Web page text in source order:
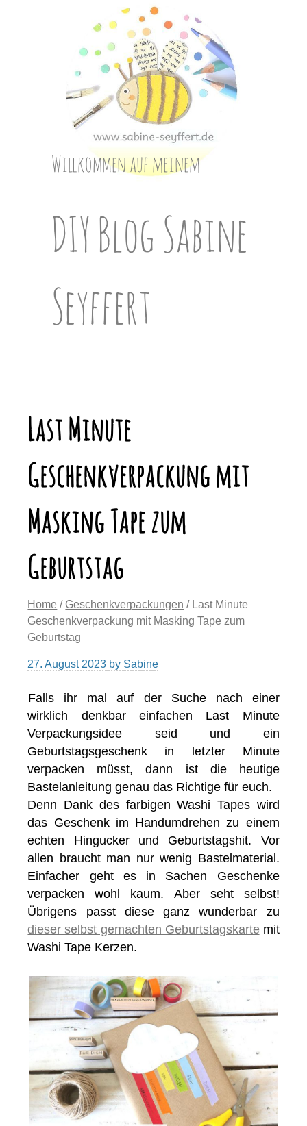
Willkommen auf meinem
DIY Blog Sabine
Seyffert
Last Minute
Geschenkverpackung mit
Masking Tape zum
Geburtstag
Home / Geschenkverpackungen / Last Minute
Geschenkverpackung mit Masking Tape zum
Geburtstag
27. August 2023 by Sabine
Falls ihr mal auf der Suche nach einer
wirklich denkbar einfachen Last Minute
Verpackungsidee seid und ein
Geburtstagsgeschenk in letzter Minute
verpacken müsst, dann ist die heutige
Bastelanleitung genau das Richtige für euch.
Denn Dank des farbigen Washi Tapes wird
das Geschenk im Handumdrehen zu einem
echten Hingucker und Geburtstagshit. Vor
allen braucht man nur wenig Bastelmaterial.
Einfacher geht es in Sachen Geschenke
verpacken wohl kaum. Aber seht selbst!
Übrigens passt diese ganz wunderbar zu
dieser selbst gemachten Geburtstagskartemit
Washi Tape Kerzen.